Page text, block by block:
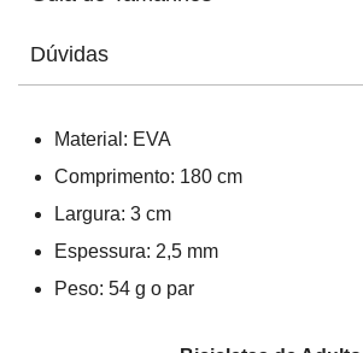
Dúvidas
Material: EVA
Comprimento: 180 cm
Largura: 3 cm
Espessura: 2,5 mm
Peso: 54 g o par